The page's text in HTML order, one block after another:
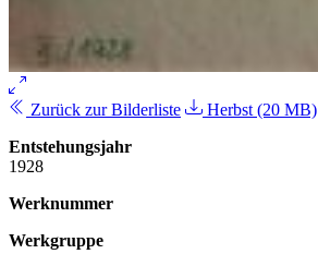
Zurück zur Bilderliste
Herbst (20 MB)
Entstehungsjahr
1928
Werknummer
Werkgruppe